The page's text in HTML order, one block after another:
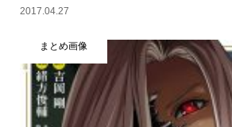
2017.04.27
まとめ画像